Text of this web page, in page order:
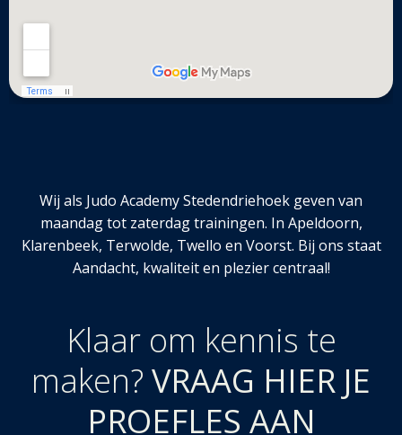
Wij als Judo Academy Stedendriehoek geven van
maandag tot zaterdag trainingen. In Apeldoorn,
Klarenbeek, Terwolde, Twello en Voorst. Bij ons staat
Aandacht, kwaliteit en plezier centraal!
Klaar om kennis te
maken? VRAAG HIER JE
PROEFLES AAN